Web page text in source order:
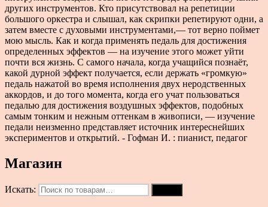
других инструментов. Кто присутствовал на репетиции
большого оркестра и слышал, как скрипки репетируют одни, а
затем вместе с духовыми инструментами,— тот верно поймет
мою мысль. Как и когда применять педаль для достижения
определенных эффектов — на изучение этого может уйти
почти вся жизнь. С самого начала, когда учащийся познаёт,
какой дурной эффект получается, если держать «громкую»
педаль нажатой во время исполнения двух неродственных
аккордов, и до того момента, когда его учат пользоваться
педалью для достижения воздушных эффектов, подобных
самым тонким и нежным оттенкам в живописи, — изучение
педали неизменно представляет источник интереснейших
экспериментов и открытий. - Гофман И. : пианист, педагог
Магазин
Искать: